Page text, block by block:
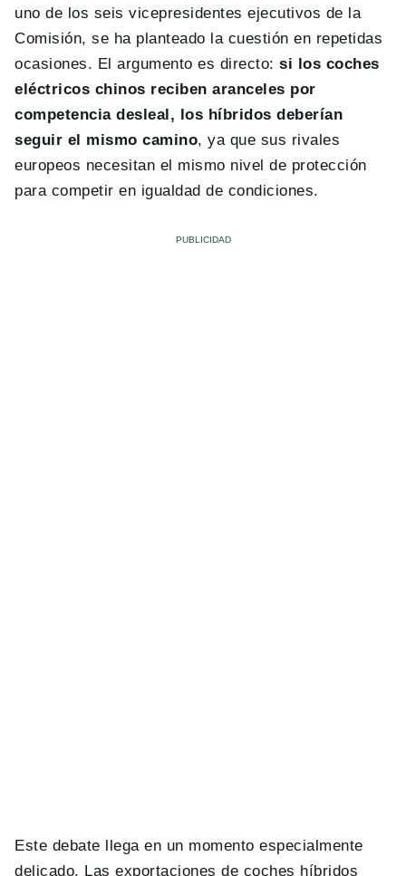
uno de los seis vicepresidentes ejecutivos de la
Comisión, se ha planteado la cuestión en repetidas
ocasiones. El argumento es directo:si los coches
eléctricos chinos reciben aranceles por
competencia desleal, los híbridos deberían
seguir el mismo camino, ya que sus rivales
europeos necesitan el mismo nivel de protección
para competir en igualdad de condiciones.
Este debate llega en un momento especialmente
delicado. Las exportaciones de coches híbridos